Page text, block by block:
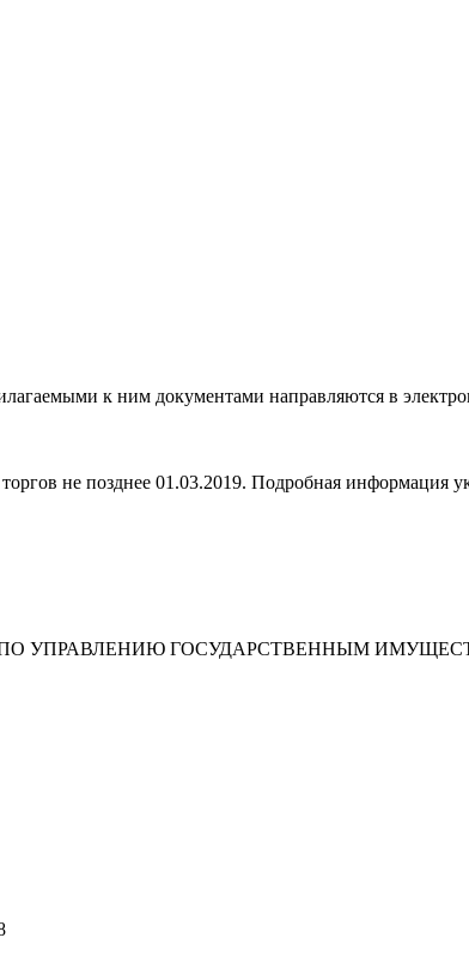
к ним документами направляются в
не позднее 01.03.2019. Подробная информация
УПРАВЛЕНИЮ ГОСУДАРСТВЕННЫМ